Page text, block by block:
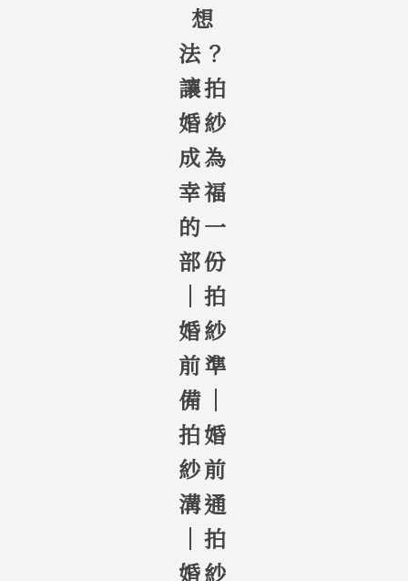
想
法？
讓拍
婚紗
成為
幸福
的一
部份
｜拍
婚紗
前準
備｜
拍婚
紗前
溝通
｜拍
婚紗